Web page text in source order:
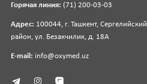
Горячая линия: (71) 200-03-03
Адрес: 100044, г. Ташкент, Сергелийский
район, ул. Безакчилик, д. 18А
E-mail: info@oxymed.uz